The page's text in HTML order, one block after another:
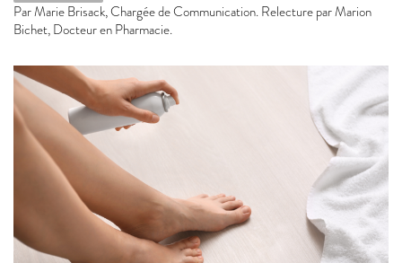
ParMarie Brisack, Chargée de Communication. Relecture par Marion
Bichet, Docteur en Pharmacie.